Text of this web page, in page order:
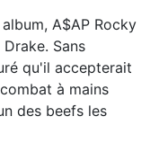
A$AP Rocky
Sans
qu'il accepterait
à mains
des beefs les